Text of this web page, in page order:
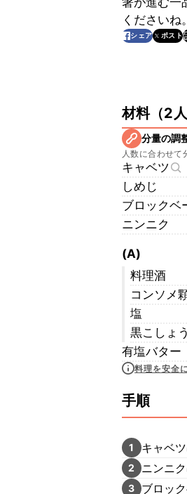
くださいね。
シェア ポスト
材料（2
分量の調
人数に合わせて
キャベツ
しめじ
ブロックベ
ニンニク
(A)
料理酒
コンソメ
塩
黒こしょう
有塩バター
料理を安全
手順
1 キャベ
2 ニンニ
3 ブロッ